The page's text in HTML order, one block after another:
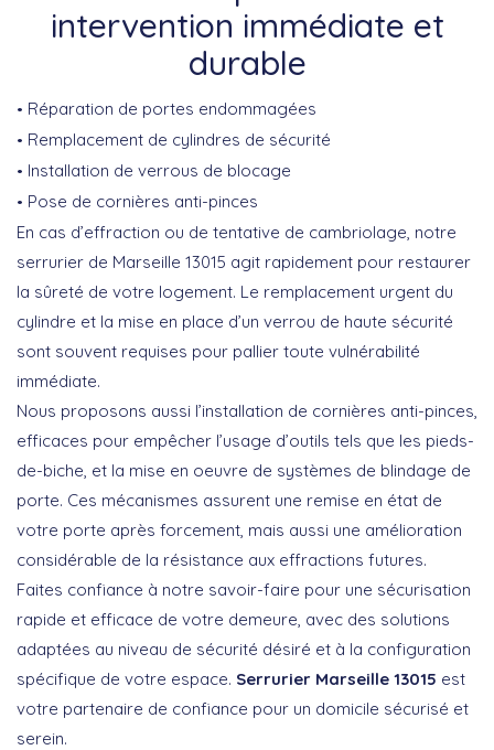
intervention immédiate et
durable
Réparation de portes endommagées
Remplacement de cylindres de sécurité
Installation de verrous de blocage
Pose de cornières anti-pinces
En cas d’effraction ou de tentative de cambriolage, notre
serrurier de Marseille 13015 agit rapidement pour restaurer
la sûreté de votre logement. Le remplacement urgent du
cylindre et la mise en place d’un verrou de haute sécurité
sont souvent requises pour pallier toute vulnérabilité
immédiate.
Nous proposons aussi l’installation de cornières anti-pinces
efficaces pour empêcher l’usage d’outils tels que les pieds-
de-biche, et la mise en oeuvre de systèmes de blindage de
porte. Ces mécanismes assurent une remise en état de
votre porte après forcement, mais aussi une amélioration
considérable de la résistance aux effractions futures.
Faites confiance à notre savoir-faire pour une sécurisation
rapide et efficace de votre demeure, avec des solutions
adaptées au niveau de sécurité désiré et à la configuration
spécifique de votre espace. Serrurier Marseille 13015 est
votre partenaire de confiance pour un domicile sécurisé et
serein.